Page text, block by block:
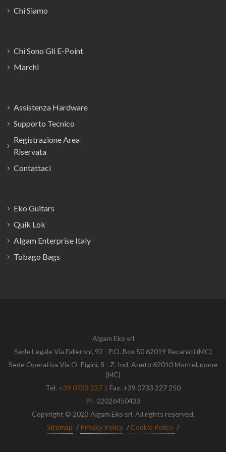
Chi Siamo
Chi Sono Gli E-Point
Marchi
Assistenza Hardware
Supporto Tecnico
Registrazione Area
Riservata
Contattaci
Eko Guitars
Quik Lok
Algam Enterprise Italy
Tobago Bags
Algam Eko srl
Sede Legale Via Falleroni, 92 - P.O. Box 50 62019 Recanati (MC)
Sede Operativa Via O. Pigini, 8 - Z. Ind. Aneto 62010 Montelupone
(MC)
Tel. +39 0733 227 1 Fax. +39 0733 227 250
P.I. 02026450433
Copyright © 2023 Algam Eko srl. All rights reserved.
Sitemap / Privacy Policy / Cookie Policy /